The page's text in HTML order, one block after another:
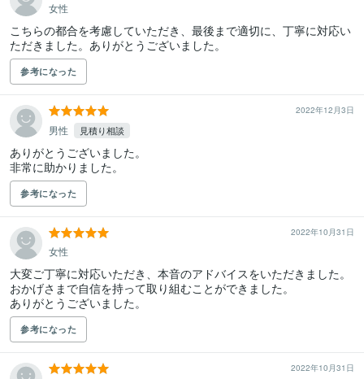
女性
こちらの都合を考慮していただき、最後まで適切に、丁寧に対応い
ただきました。ありがとうございました。
参考になった
2022年12月3日
男性 見積り相談
ありがとうございました。
非常に助かりました。
参考になった
2022年10月31日
女性
大変ご丁寧に対応いただき、本音のアドバイスをいただきました。
おかげさまで自信を持って取り組むことができました。
ありがとうございました。
参考になった
2022年10月31日